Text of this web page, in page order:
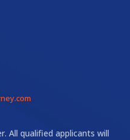
All qualified applicants will